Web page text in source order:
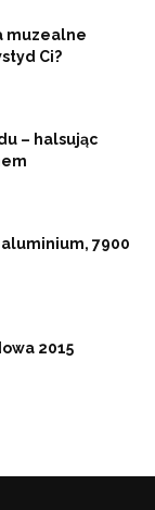
muzealne
Ci?
– halsując
7900
2015